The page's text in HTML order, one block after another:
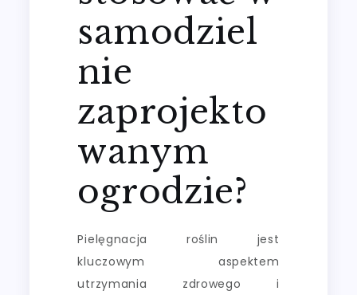
samodziel
nie
zaprojekto
wanym
ogrodzie?
Pielęgnacja roślin jest
kluczowym aspektem
utrzymania zdrowego i